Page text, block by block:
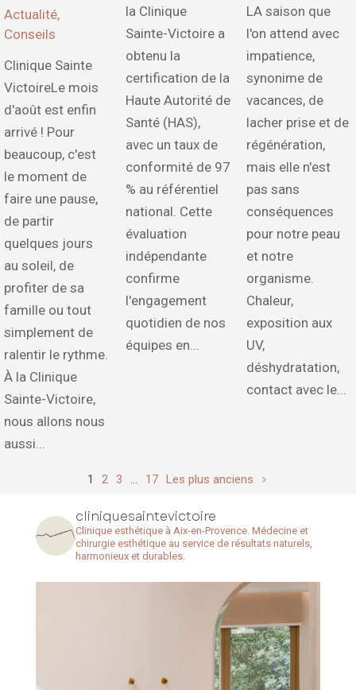
Actualité,
Conseils
Clinique Sainte
VictoireLe mois
d'août est enfin
arrivé ! Pour
beaucoup, c'est
le moment de
faire une pause,
de partir
quelques jours
au soleil, de
profiter de sa
famille ou tout
simplement de
ralentir le rythme.
À la Clinique
Sainte-Victoire,
nous allons nous
aussi...
la Clinique
Sainte-Victoire a
obtenu la
certification de la
Haute Autorité de
Santé (HAS),
avec un taux de
conformité de 97
% au référentiel
national. Cette
évaluation
indépendante
confirme
l'engagement
quotidien de nos
équipes en...
LA saison que
l'on attend avec
impatience,
synonime de
vacances, de
lacher prise et de
régénération,
mais elle n'est
pas sans
conséquences
pour notre peau
et notre
organisme.
Chaleur,
exposition aux
UV,
déshydratation,
contact avec le...
1 2 3 … 17 Les plus anciens
cliniquesaintevictoire
Clinique esthétique à Aix-en-Provence. Médecine et
chirurgie esthétique au service de résultats naturels,
harmonieux et durables.